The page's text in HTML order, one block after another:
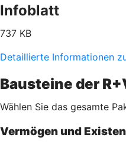
Infoblatt
737 KB
Detaillierte Informationen
Bausteine der
Wählen Sie das gesamte
Vermögen und